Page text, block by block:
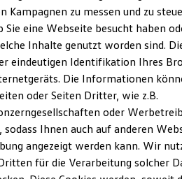
Lebensdauer
6
Versionen und Updates
zu Ihrem ID.
einen anderen
Fahrzeuge. Der Economy
Volkswagen Modelle
älter als vier Jahre sind. Er
Leistungsspektrum mit
und hoher
sind durch
Teile und langjährige
Fahrzeug abgestimmt und
ab. Die Preise sind
zu messen und zu
Sie eine Webseite besucht haben
Inhalte genutzt worden sind.
eindeutigen Identifikation Ihres
Die Informationen
oder Seiten Dritter, wie z.B.
oder
Ihnen auch auf anderen
angezeigt werden kann. Wir
für die Verarbeitung solcher